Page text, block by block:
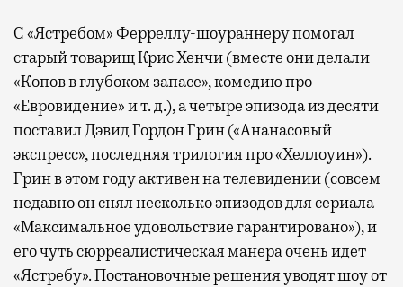
С «Ястребом» Ферреллу-шоураннеру помогал
старый товарищ Крис Хенчи (вместе они делали
«Копов в глубоком запасе», комедию про
«Евровидение» и т. д.), а четыре эпизода из десяти
поставил Дэвид Гордон Грин («Ананасовый
экспресс», последняя трилогия про «Хеллоуин»).
Грин в этом году активен на телевидении (совсем
недавно он снял несколько эпизодов для сериала
«Максимальное удовольствие гарантировано»), и
его чуть сюрреалистическая манера очень идет
«Ястребу». Постановочные решения уводят шоу от